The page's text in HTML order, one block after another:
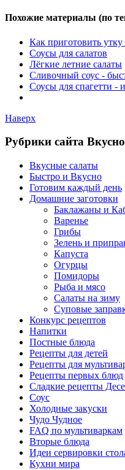
Похожие материалы (по
Как приготовить утку
Соусы для салатов
Лёгкие летние салаты
Сливочный соус -
Соусы для спагетти -
Наверх
Рубрики сайта
Вкусные салаты
Быстро и Вкусно
Готовим каждый день
Домашние заготовки
Баклажаны и
Варенье
Грибы
Зелень и
Капуста
Огурцы
Помидоры
Рыба и мясо
Салаты на зиму
Суповые
Конкурс рецептов
Напитки
Постные блюда
Рецепты для детей
Рецепты для
Рецепты первых блюд
Сладкие рецепты
Соус
Холодные закуски
Чудо Чудное
FAQ по мультиваркам
Вторые блюда
Идеи сервировки
Кухни мира